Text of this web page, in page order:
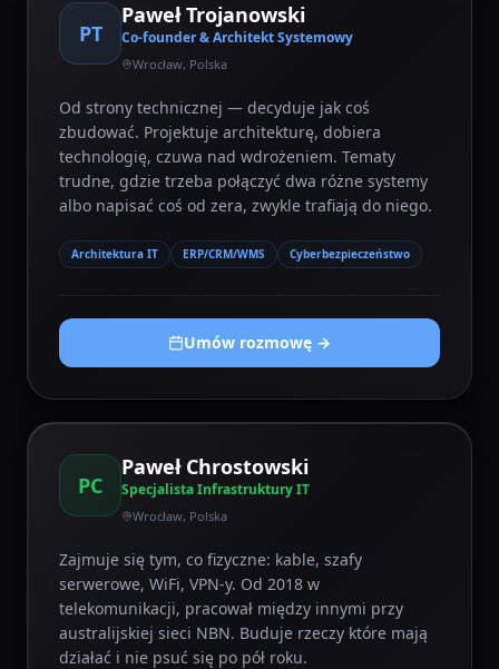
PT
Paweł Trojanowski
Co-founder & Architekt Systemowy
Wrocław, Polska
Od strony technicznej — decyduje jak coś
zbudować. Projektuje architekturę, dobiera
technologię, czuwa nad wdrożeniem. Tematy
trudne, gdzie trzeba połączyć dwa różne systemy
albo napisać coś od zera, zwykle trafiają do niego.
Architektura IT ERP/CRM/WMS Cyberbezpieczeństwo
Umów rozmowę →
PC
Paweł Chrostowski
Specjalista Infrastruktury IT
Wrocław, Polska
Zajmuje się tym, co fizyczne: kable, szafy
serwerowe, WiFi, VPN-y. Od 2018 w
telekomunikacji, pracował między innymi przy
australijskiej sieci NBN. Buduje rzeczy które mają
działać i nie psuć się po pół roku.